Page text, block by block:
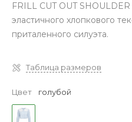
FRILL CUT OUT
эластичного хлопкового
приталенного силуэта.
Таблица размеров
Цвет голубой